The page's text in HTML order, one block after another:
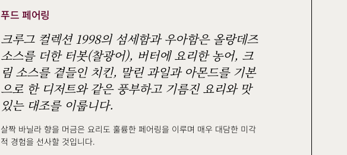
푸드 페어링
크루그 컬렉션 1998의 섬세함과 우아함은 올랑데즈
소스를 더한 터봇(찰광어), 버터에 요리한 농어, 크
림 소스를 곁들인 치킨, 말린 과일과 아몬드를 기본
으로 한 디저트와 같은 풍부하고 기름진 요리와 맛
있는 대조를 이룹니다.
살짝 바닐라 향을 머금은 요리도 훌륭한 페어링을 이루며 매우 대담한 미각
적 경험을 선사할 것입니다.